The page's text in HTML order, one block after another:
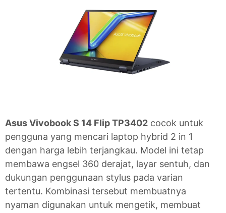
Asus Vivobook S 14 Flip TP3402 cocok untuk
pengguna yang mencari laptop hybrid 2 in 1
dengan harga lebih terjangkau. Model ini tetap
membawa engsel 360 derajat, layar sentuh, dan
dukungan penggunaan stylus pada varian
tertentu. Kombinasi tersebut membuatnya
nyaman digunakan untuk mengetik, membuat